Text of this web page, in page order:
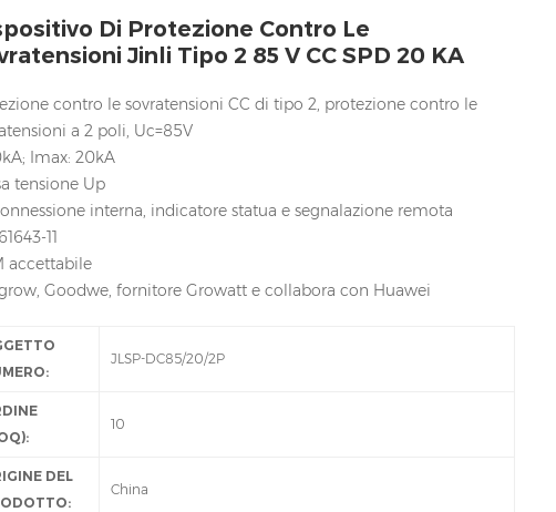
Di Protezione Contro Le
Jinli Tipo 2 85 V CC SPD 20 KA
contro le sovratensioni CC di tipo 2, protezione contro le
a 2 poli, Uc=85V
Imax: 20kA
tensione Up
interna, indicatore statua e segnalazione remota
11
accettabile
Goodwe, fornitore Growatt e collabora con Huawei
JLSP-DC85/20/2P
10
DEL
China